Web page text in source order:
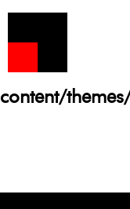
Notice
:
/homepages/
content/